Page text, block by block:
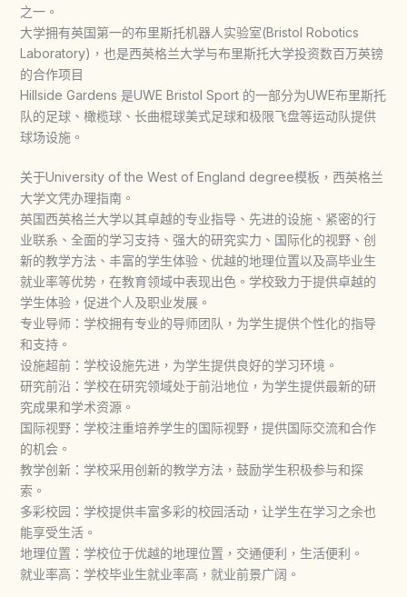
之一。
大学拥有英国第一的布里斯托机器人实验室(Bristol Robotics
Laboratory)，也是西英格兰大学与布里斯托大学投资数百万英镑
的合作项目
Hillside Gardens 是UWE Bristol Sport 的一部分为UWE布里斯托
队的足球、橄榄球、长曲棍球美式足球和极限飞盘等运动队提供
球场设施。
关于University of the West of England degree模板，西英格兰
大学文凭办理指南。
英国西英格兰大学以其卓越的专业指导、先进的设施、紧密的行
业联系、全面的学习支持、强大的研究实力、国际化的视野、创
新的教学方法、丰富的学生体验、优越的地理位置以及高毕业生
就业率等优势，在教育领域中表现出色。学校致力于提供卓越的
学生体验，促进个人及职业发展。
专业导师：学校拥有专业的导师团队，为学生提供个性化的指导
和支持。
设施超前：学校设施先进，为学生提供良好的学习环境。
研究前沿：学校在研究领域处于前沿地位，为学生提供最新的研
究成果和学术资源。
国际视野：学校注重培养学生的国际视野，提供国际交流和合作
的机会。
教学创新：学校采用创新的教学方法，鼓励学生积极参与和探
索。
多彩校园：学校提供丰富多彩的校园活动，让学生在学习之余也
能享受生活。
地理位置：学校位于优越的地理位置，交通便利，生活便利。
就业率高：学校毕业生就业率高，就业前景广阔。